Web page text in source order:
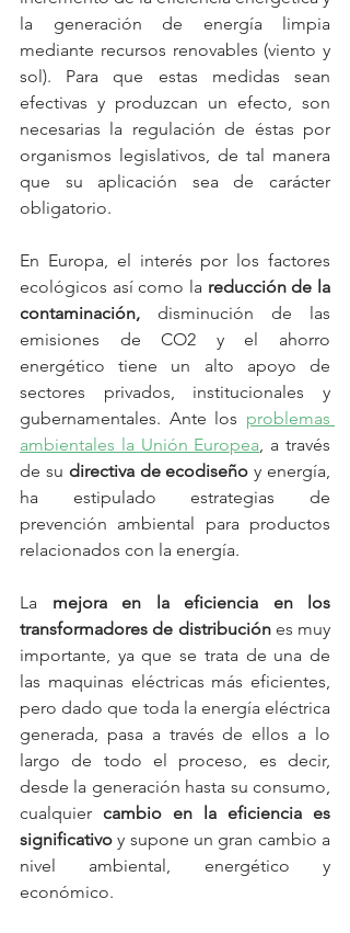
la generación de energía limpia
mediante recursos renovables (viento y
sol). Para que estas medidas sean
efectivas y produzcan un efecto, son
necesarias la regulación de éstas por
organismos legislativos, de tal manera
que su aplicación sea de carácter
obligatorio.
En Europa, el interés por los factores
ecológicos así como la reducción de la
contaminación, disminución de las
emisiones de CO2 y el ahorro
energético tiene un alto apoyo de
sectores privados, institucionales y
gubernamentales. Ante los problemas
ambientales la Unión Europea, a través
de su directiva de ecodiseño y energía,
ha estipulado estrategias de
prevención ambiental para productos
relacionados con la energía.
La mejora en la eficiencia en los
transformadores de distribución es muy
importante, ya que se trata de una de
las maquinas eléctricas más eficientes,
pero dado que toda la energía eléctrica
generada, pasa a través de ellos a lo
largo de todo el proceso, es decir,
desde la generación hasta su consumo,
cualquier cambio en la eficiencia es
significativo y supone un gran cambio a
nivel ambiental, energético y
económico.